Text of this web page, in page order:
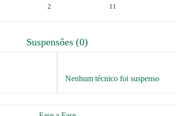
2 11
Suspensões (0)
Nenhum técnico foi suspenso